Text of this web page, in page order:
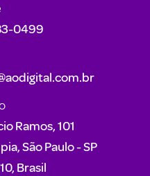
0499
Ramos, 101
São Paulo - SP
Brasil